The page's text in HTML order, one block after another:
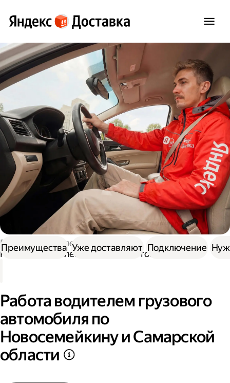
Работа водителем
Работа водителем грузового автомобиля
Работа водителем грузового
автомобиля по
Новосемейкину и Самарской
области
Преимущества Уже доставляют Подключение